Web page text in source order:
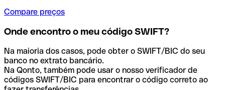
Compare preços
Onde encontro o meu código SWIFT?
Na maioria dos casos, pode obter o SWIFT/BIC do seu
banco no extrato bancário.
Na Qonto, também pode usar o nosso verificador de
códigos SWIFT/BIC para encontrar o código correto ao